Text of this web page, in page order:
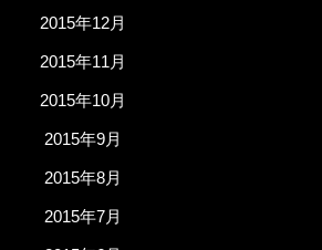
2015年12月
2015年11月
2015年10月
2015年9月
2015年8月
2015年7月